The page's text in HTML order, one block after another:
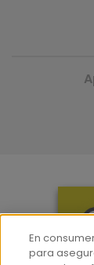
En
para